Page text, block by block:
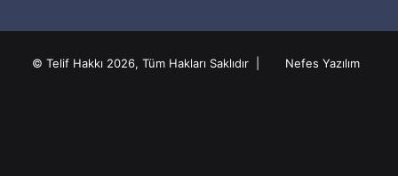
© Telif Hakkı 2026, Tüm Hakları Saklıdır | Nefes Yazılım